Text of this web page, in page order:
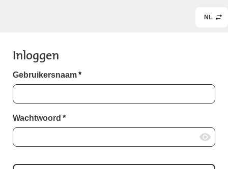
NL
Inloggen
Gebruikersnaam*
Wachtwoord *